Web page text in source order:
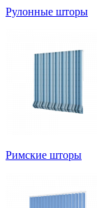
Рулонные шторы
Римские шторы